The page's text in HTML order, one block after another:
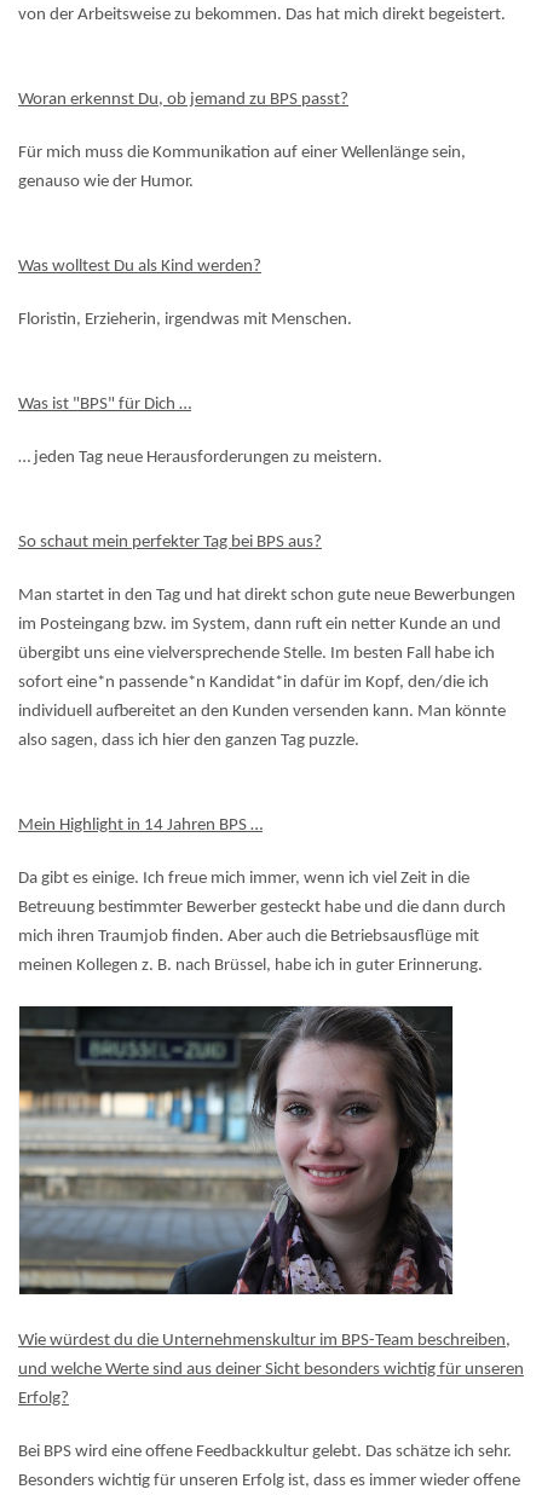
von der Arbeitsweise zu bekommen. Das hat mich direkt begeistert.
Woran erkennst Du, ob jemand zu BPS passt?
Für mich muss die Kommunikation auf einer Wellenlänge sein,
genauso wie der Humor.
Was wolltest Du als Kind werden?
Floristin, Erzieherin, irgendwas mit Menschen.
Was ist "BPS" für Dich …
… jeden Tag neue Herausforderungen zu meistern.
So schaut mein perfekter Tag bei BPS aus?
Man startet in den Tag und hat direkt schon gute neue Bewerbungen
im Posteingang bzw. im System, dann ruft ein netter Kunde an und
übergibt uns eine vielversprechende Stelle. Im besten Fall habe ich
sofort eine*n passende*n Kandidat*in dafür im Kopf, den/die ich
individuell aufbereitet an den Kunden versenden kann. Man könnte
also sagen, dass ich hier den ganzen Tag puzzle.
Mein Highlight in 14 Jahren BPS …
Da gibt es einige. Ich freue mich immer, wenn ich viel Zeit in die
Betreuung bestimmter Bewerber gesteckt habe und die dann durch
mich ihren Traumjob finden. Aber auch die Betriebsausflüge mit
meinen Kollegen z. B. nach Brüssel, habe ich in guter Erinnerung.
Wie würdest du die Unternehmenskultur im BPS-Team beschreiben,
und welche Werte sind aus deiner Sicht besonders wichtig für unseren
Erfolg?
Bei BPS wird eine offene Feedbackkultur gelebt. Das schätze ich sehr.
Besonders wichtig für unseren Erfolg ist, dass es immer wieder offene